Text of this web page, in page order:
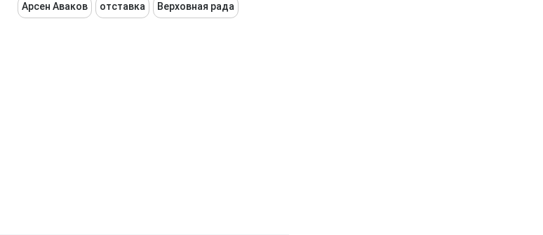
Арсен Аваков отставка Верховная рада